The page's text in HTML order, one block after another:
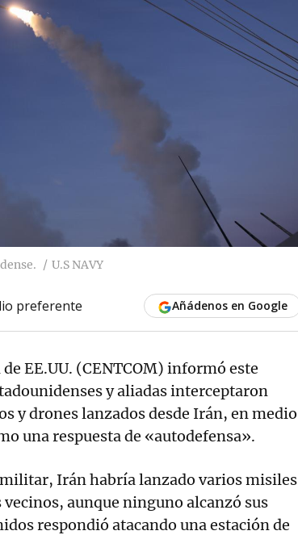
U.S NAVY
preferente Añádenos en Google
EE.UU. (CENTCOM) informó este
y aliadas interceptaron
y drones lanzados desde Irán, en medio
una respuesta de «autodefensa».
Irán habría lanzado varios misiles
aunque ninguno alcanzó sus
respondió atacando una estación de